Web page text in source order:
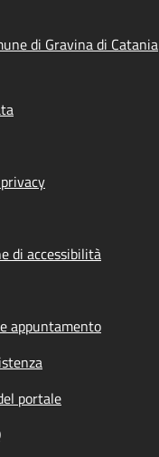
di Gravina di Catania
di accessibilità
appuntamento
portale